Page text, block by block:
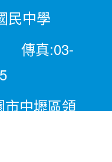
民中學
傳真:03-
市中壢區領